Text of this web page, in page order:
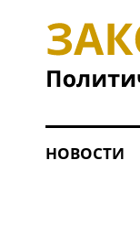
НОВОСТИ